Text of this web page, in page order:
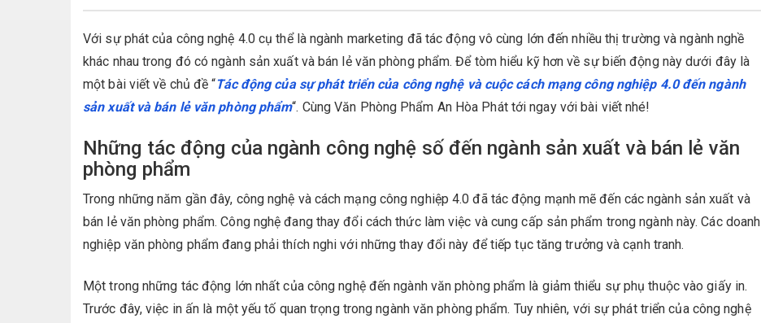
Với sự phát của công nghệ 4.0 cụ thể là ngành marketing đã tác động vô cùng lớn đến nhiều thị trường và ngành nghề
khác nhau trong đó có ngành sản xuất và bán lẻ văn phòng phẩm. Để tòm hiểu kỹ hơn về sự biến động này dưới đây là
một bài viết về chủ đề “Tác động của sự phát triển của công nghệ và cuộc cách mạng công nghiệp 4.0 đến ngành
sản xuất và bán lẻ văn phòng phẩm“. Cùng Văn Phòng Phẩm An Hòa Phát tới ngay với bài viết nhé!
Những tác động của ngành công nghệ số đến ngành sản xuất và bán lẻ văn
phòng phẩm
Trong những năm gần đây, công nghệ và cách mạng công nghiệp 4.0 đã tác động mạnh mẽ đến các ngành sản xuất và
bán lẻ văn phòng phẩm. Công nghệ đang thay đổi cách thức làm việc và cung cấp sản phẩm trong ngành này. Các doanh
nghiệp văn phòng phẩm đang phải thích nghi với những thay đổi này để tiếp tục tăng trưởng và cạnh tranh.
Một trong những tác động lớn nhất của công nghệ đến ngành văn phòng phẩm là giảm thiểu sự phụ thuộc vào giấy in.
Trước đây, việc in ấn là một yếu tố quan trọng trong ngành văn phòng phẩm. Tuy nhiên, với sự phát triển của công nghệ